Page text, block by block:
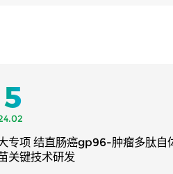
专项 结直肠癌gp96-肿瘤多肽自
关键技术研发